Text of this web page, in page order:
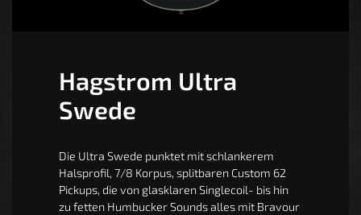
Hagstrom Ultra
Swede
Die Ultra Swede punktet mit schlankerem
Halsprofil, 7/8 Korpus, splitbaren Custom 62
Pickups, die von glasklaren Singlecoil- bis hin
zu fetten Humbucker Sounds alles mit Bravour